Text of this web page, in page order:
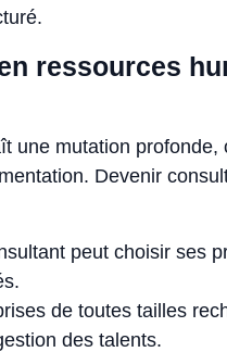
ressources
une mutation profonde,
Devenir
peut choisir ses
de toutes tailles
des talents.